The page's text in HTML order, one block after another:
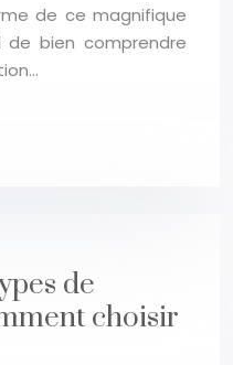
de ce magnifique
bien comprendre
de
choisir